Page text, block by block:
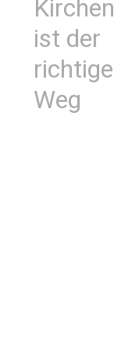
Kirchen
ist der
richtige
Weg